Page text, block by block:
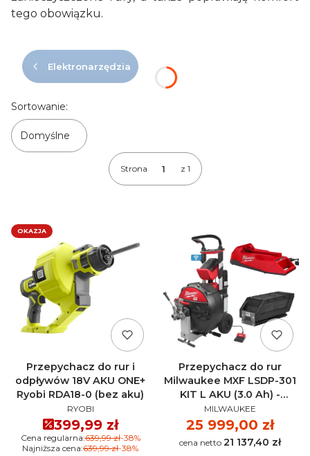
tego obowiązku.
Elektronarzędzia
Lista produktów
Sortowanie:
Domyślne
Strona z 1
OKAZJA
Przepychacz do rur i
odpływów 18V AKU ONE+
Ryobi RDA18-0 (bez aku)
PRODUCENT
RYOBI
Cena promocyjna
399,99 zł
Cena regularna:639,99 zł-38%
Najniższa cena:639,99 zł-38%
Przepychacz do rur
Milwaukee MXF LSDP-301
KIT L AKU (3.0 Ah) -
4933471851
PRODUCENT
MILWAUKEE
Cena
25 999,00 zł
Cena 21 137,40 zł